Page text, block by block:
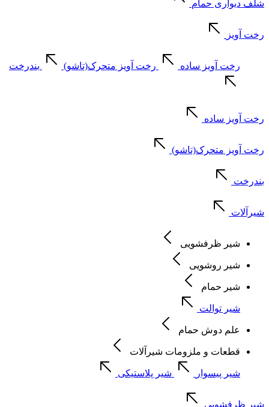
شلف دیواری حمام
رخت آویز
رخت آویز ساده رخت آویز متحرک(تاشو) بندرخت
رخت آویز ساده
رخت آویز متحرک(تاشو)
بندرخت
شیرآلات
شیر ظرفشویی
شیر روشویی
شیر حمام
شیر توالت
علم دوش حمام
قطعات و ملزومات شیرآلات
شیر پیسوار شیر پلاستیکی
شیر ظرفشویی